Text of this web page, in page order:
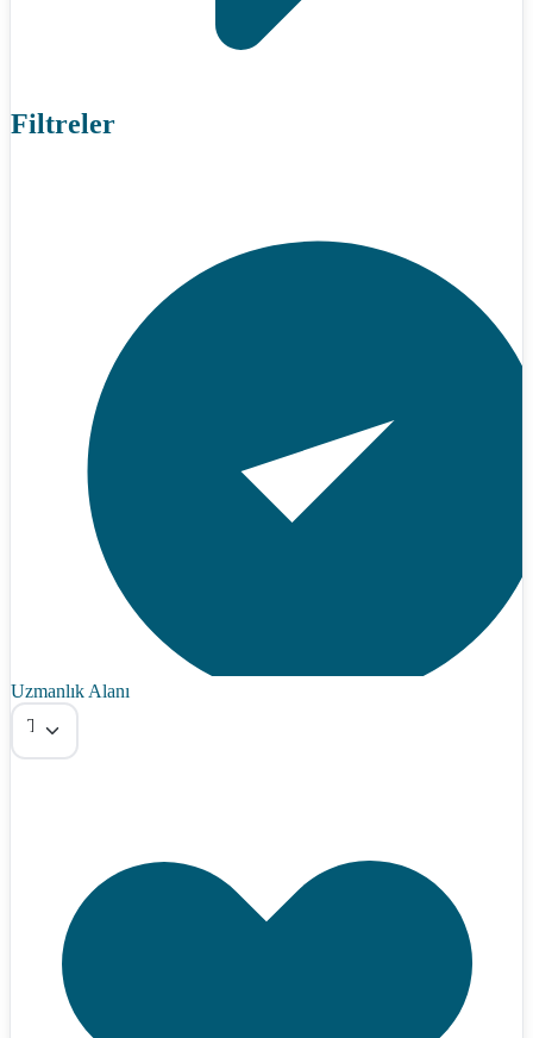
Filtreler
Uzmanlık Alanı
Tümü